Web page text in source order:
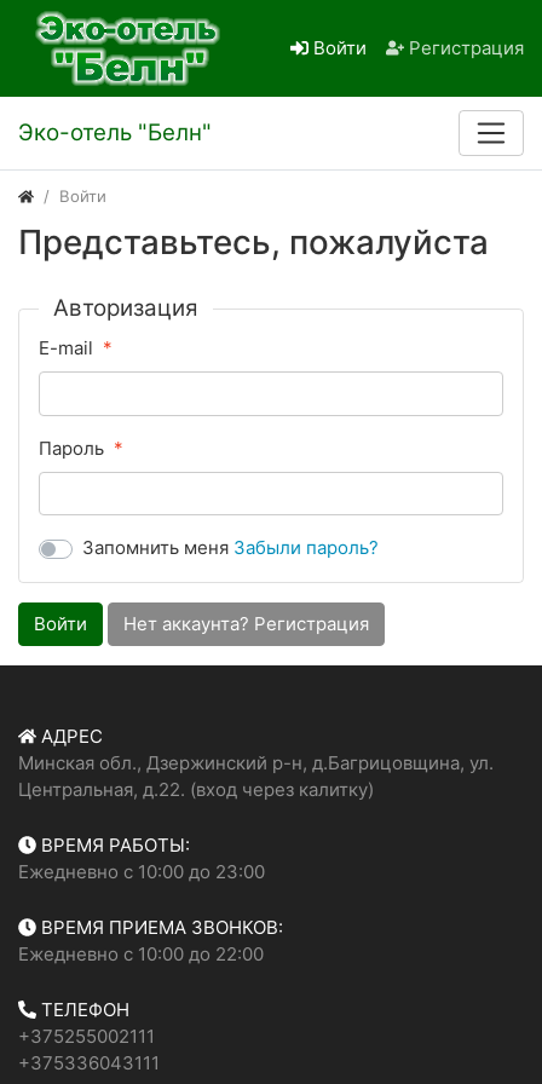
Войти Регистрация
Эко-отель "Белн"
Войти
Представьтесь, пожалуйста
Авторизация
E-mail
Пароль
Запомнить меня Забыли пароль?
Войти Нет аккаунта? Регистрация
АДРЕС
Минская обл., Дзержинский р-н, д.Багрицовщина, ул.
Центральная, д.22. (вход через калитку)
ВРЕМЯ РАБОТЫ:
Ежедневно с 10:00 до 23:00
ВРЕМЯ ПРИЕМА ЗВОНКОВ:
Ежедневно с 10:00 до 22:00
ТЕЛЕФОН
+375255002111
+375336043111